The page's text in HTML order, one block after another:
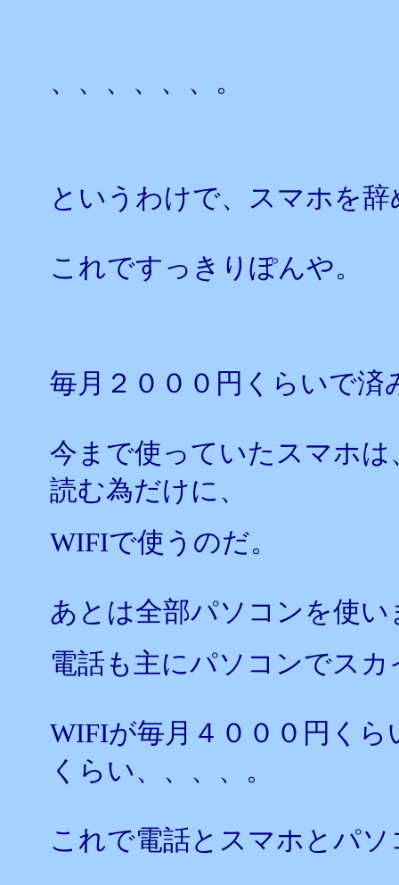
、、、、、、。
というわけで、スマホを
これですっきりぽんや。
毎月２０００円くらいで済
今まで使っていたスマホ
読む為だけに、
WIFIで使うのだ。
あとは全部パソコンを使い
電話も主にパソコンでス
WIFIが毎月４０００円く
くらい、、、、。
これで電話とスマホとパ